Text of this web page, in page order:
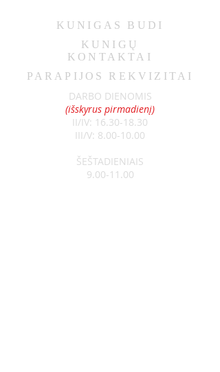
KUNIGAS BUDI
KUNIGŲ
KONTAKTAI
PARAPIJOS REKVIZITAI
DARBO DIENOMIS
(išskyrus pirmadienį)
II/IV: 16.30-18.30
III/V: 8.00-10.00
ŠEŠTADIENIAIS
9.00-11.00